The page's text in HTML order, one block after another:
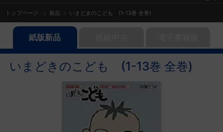
トップページ 新品 いまどきのこども (1-13巻 全巻)
紙版新品
いまどきのこども (1-13巻 全巻)